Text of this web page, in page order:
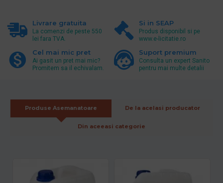
Livrare gratuita
La comenzi de peste 550
lei fara TVA.
Si in SEAP
Produs disponibil si pe
www.e-licitatie.ro
Cel mai mic pret
Ai gasit un pret mai mic?
Promitem sa il echivalam.
Suport premium
Consulta un expert Sanito
pentru mai multe detalii
Produse Asemanatoare De la acelasi producator
Din aceeasi categorie